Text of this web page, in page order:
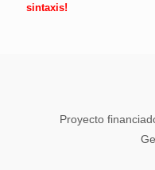
sintaxis!
Proyecto